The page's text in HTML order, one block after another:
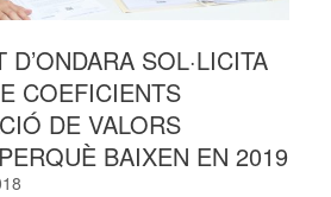
D’ONDARA SOL·LICITA
COEFICIENTS
DE VALORS
BAIXEN EN 2019